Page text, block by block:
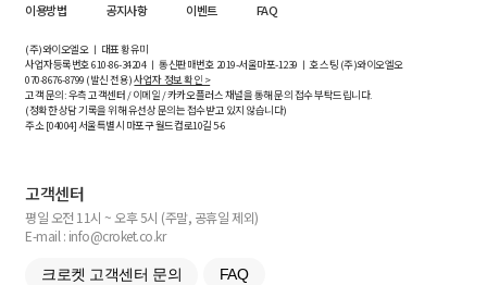
이용방법
공지사항 이벤트 FAQ
(주)와이오엘오 ㅣ 대표 황유미
사업자등록번호610-86-34204ㅣ 통신판매번호 2019-서울마포-1239 ㅣ 호스팅 (주)와이오엘오
070-8676-8799 (발신 전용)사업자 정보 확인 >
고객 문의: 우측 고객센터 / 이메일 / 카카오플러스 채널을 통해 문의 접수 부탁드립니다.
(정확한 상담 기록을 위해 유선상 문의는 접수받고 있지 않습니다)
주소 [04004] 서울특별시 마포구 월드컵로10길5-6
고객센터
평일 오전 11시 ~ 오후 5시 (주말, 공휴일 제외)
E-mail : info@croket.co.kr
크로켓 고객센터 문의 FAQ